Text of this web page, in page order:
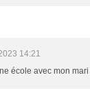
14:21
école avec mon